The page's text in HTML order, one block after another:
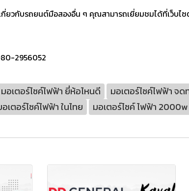
วกับรถยนต์มือสองอื่น ๆ คุณสามารถเยี่ยมชมได้ที่เว็บไซ
2956052
มอเตอร์ไซค์ไฟฟ้า ยี่ห้อไหนดี มอเตอร์ไซค์ไฟฟ้า จด
เตอร์ไซค์ไฟฟ้า ในไทย มอเตอร์ไซค์ ไฟฟ้า 2000w